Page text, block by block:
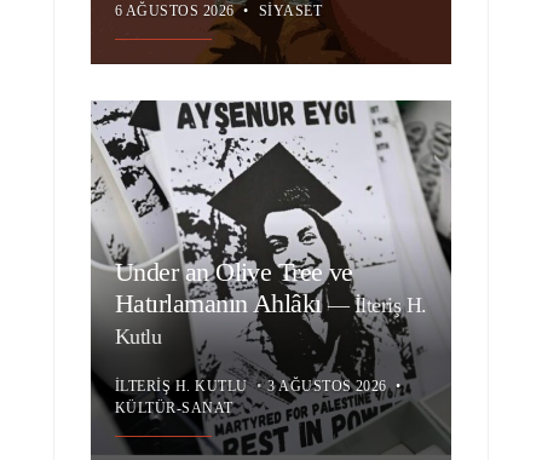
6 AĞUSTOS 2026 • SIYASET
Under an Olive Tree ve
Hatırlamanın Ahlâkı— İlteriş H.
Kutlu
İLTERIŞ H. KUTLU • 3 AĞUSTOS 2026 •
KÜLTÜR-SANAT